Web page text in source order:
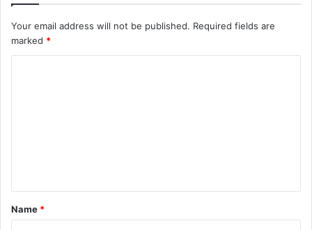
Your email address will not be published. Required fields are
marked *
t
*
Name *